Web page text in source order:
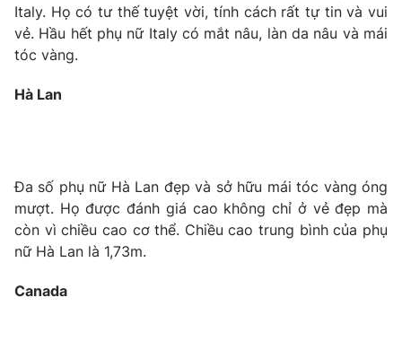
Italy. Họ có tư thế tuyệt vời, tính cách rất tự tin và vui
vẻ. Hầu hết phụ nữ Italy có mắt nâu, làn da nâu và mái
tóc vàng.
Hà Lan
Đa số phụ nữ Hà Lan đẹp và sở hữu mái tóc vàng óng
mượt. Họ được đánh giá cao không chỉ ở vẻ đẹp mà
còn vì chiều cao cơ thể. Chiều cao trung bình của phụ
nữ Hà Lan là 1,73m.
Canada